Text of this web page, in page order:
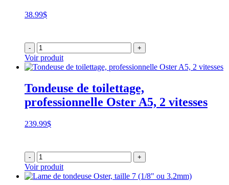
38.99$
- +
Voir produit
Tondeuse de toilettage,
professionnelle Oster A5, 2 vitesses
239.99$
- +
Voir produit